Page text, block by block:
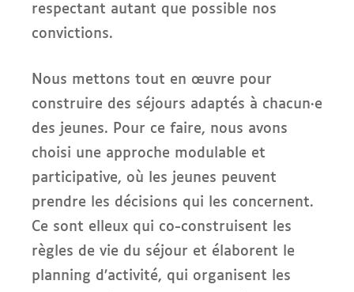
respectant autant que possible nos
convictions.
Nous mettons tout en œuvre pour
construire des séjours adaptés à chacun·e
des jeunes. Pour ce faire, nous avons
choisi une approche modulable et
participative, où les jeunes peuvent
prendre les décisions qui les concernent.
Ce sont elleux qui co-construisent les
règles de vie du séjour et élaborent le
planning d’activité, qui organisent les